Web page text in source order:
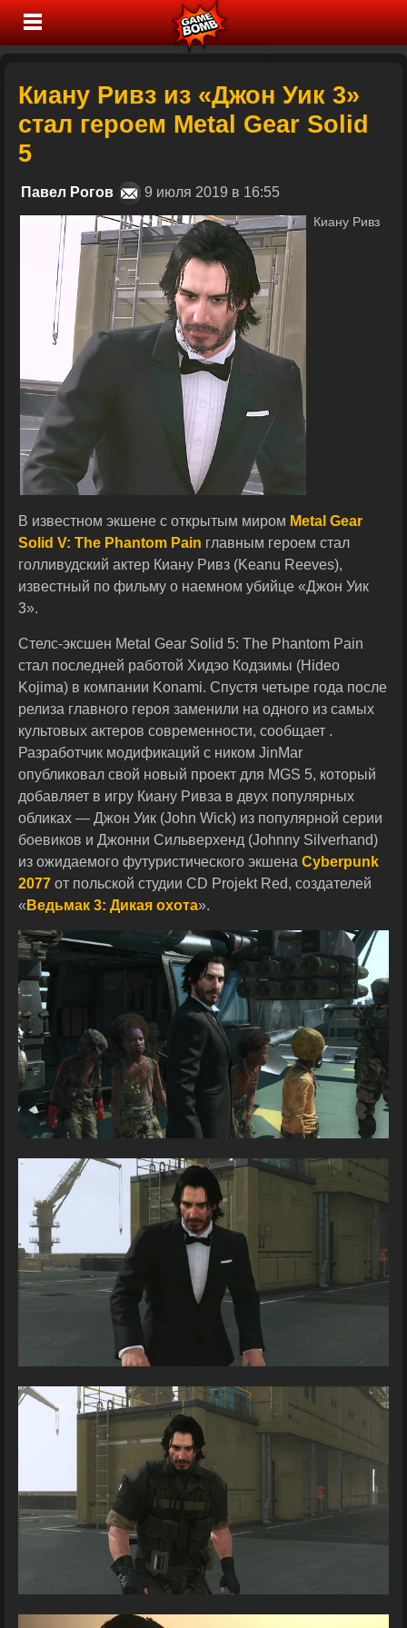
Киану Ривз из «Джон Уик 3»
стал героем Metal Gear Solid
5
Павел Рогов 9 июля 2019 в 16:55
Киану Ривз
В известном экшене с открытым миром Metal Gear
Solid V: The Phantom Pain главным героем стал
голливудский актер Киану Ривз (Keanu Reeves),
известный по фильму о наемном убийце «Джон Уик
3».
Стелс-эксшен Metal Gear Solid 5: The Phantom Pain
стал последней работой Хидэо Кодзимы (Hideo
Kojima) в компании Konami. Спустя четыре года после
релиза главного героя заменили на одного из самых
культовых актеров современности, сообщает .
Разработчик модификаций с ником JinMar
опубликовал свой новый проект для MGS 5, который
добавляет в игру Киану Ривза в двух популярных
обликах — Джон Уик (John Wick) из популярной серии
боевиков и Джонни Сильверхенд (Johnny Silverhand)
из ожидаемого футуристического экшена Cyberpunk
2077 от польской студии CD Projekt Red, создателей
« Ведьмак 3: Дикая охота».